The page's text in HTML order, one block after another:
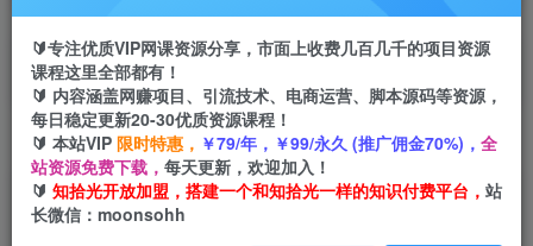
首页 创业课程 会员免费 正文
公众号霸屏截流项目+私域多渠道变现玩法，全网
首发，日入1000+【揭秘】
🔰专注优质VIP网课资源分享，市面上收费几百几千的项目资源
课程这里全部都有！
🔰 内容涵盖网赚项目、引流技术、电商运营、脚本源码等资源，
每日稳定更新20-30优质资源课程！
🔰 本站VIP 限时特惠， ￥79/年，￥99/永久 (推广佣金70%)， 全
站资源免费下载， 每天更新，欢迎加入！
🔰 知拾光开放加盟，搭建一个和知拾光一样的知识付费平台， 站
长微信：moonsohh